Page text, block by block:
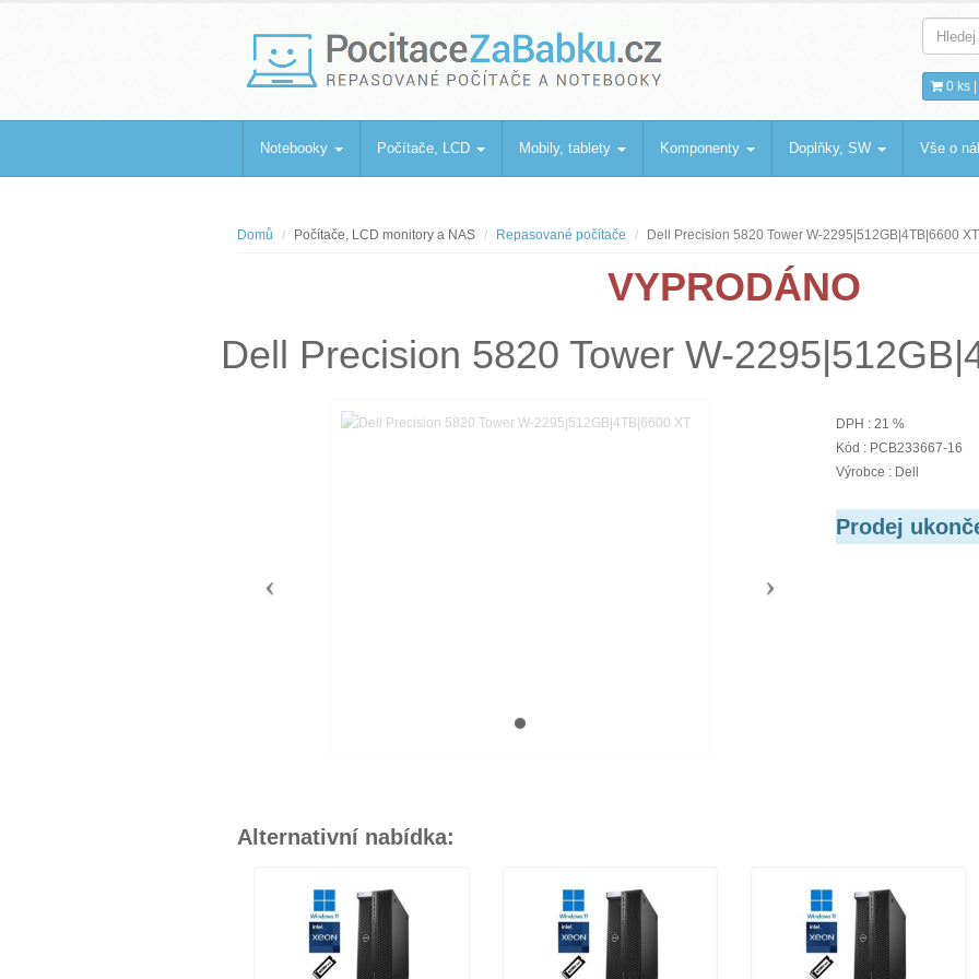
PocitaceZaBabku.cz
Repasované počítače a notebooky 0 ks |
Notebooky Počítače, LCD Mobily, tablety Komponenty Doplňky, SW Vše o
Domů Počítače, LCD monitory a NAS Repasované počítače Dell Precision 5820 Tower W-2295|512GB|4TB|6600 XT
VYPRODÁNO
Dell Precision 5820 Tower W-
DPH : 21 %
Kód : PCB233667-16
Výrobce : Dell
Prodej
Alternativní nabídka: